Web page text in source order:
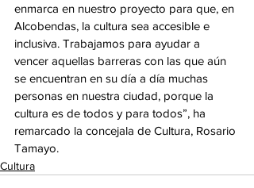
enmarca en nuestro proyecto para que, en
Alcobendas, la cultura sea accesible e
inclusiva. Trabajamos para ayudar a
vencer aquellas barreras con las que aún
se encuentran en su día a día muchas
personas en nuestra ciudad, porque la
cultura es de todos y para todos”, ha
remarcado la concejala de Cultura, Rosario
Tamayo.
Cultura